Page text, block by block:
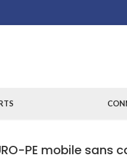
PE mobile sans